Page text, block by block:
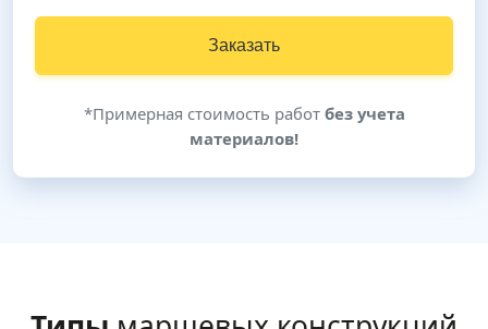
Заказать
*Примерная стоимость работ без учета
материалов!